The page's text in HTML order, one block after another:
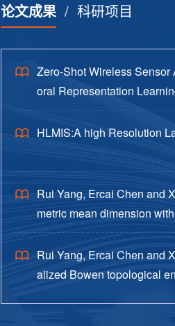
论文成果/ 科研项目
Zero-Shot Wireless
oral Representation
HLMIS:A high Resolution
Rui Yang, Ercai Chen and
metric mean dimension
38.
Rui Yang, Ercai Chen and
alized Bowen topological